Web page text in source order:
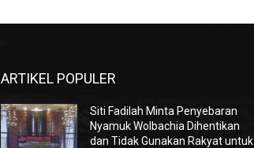
ARTIKEL POPULER
Siti Fadilah Minta Penyebaran
Nyamuk Wolbachia Dihentikan
dan Tidak Gunakan Rakyat untuk